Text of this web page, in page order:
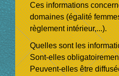
Ces informations
domaines (égalité
règlement intérieur,...).
Quelles sont les
Sont-elles
Peuvent-elles être